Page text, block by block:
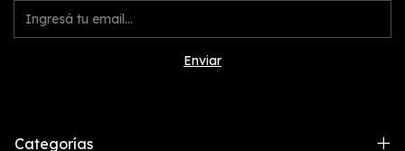
Categorías